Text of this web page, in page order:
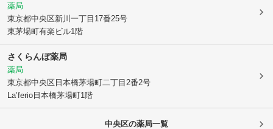
薬局
東京都中央区新川一丁目17番25号
東茅場町有楽ビル1階
さくらんぼ薬局
薬局
東京都中央区 日本橋茅場町二丁目2番2号
La’ferio日本橋茅場町1階
中央区の薬局一覧